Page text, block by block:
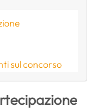
sul concorso